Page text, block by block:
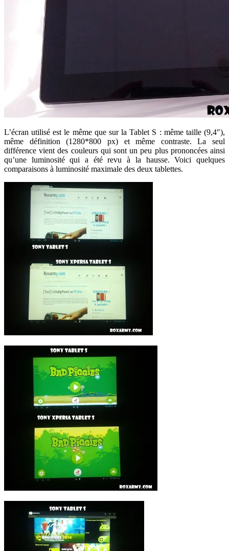
L’écran utilisé est le même que sur la Tablet S : même taille (9,4″),
même définition (1280*800 px) et même contraste. La seul
différence vient des couleurs qui sont un peu plus prononcées ainsi
qu’une luminosité qui a été revu à la hausse. Voici quelques
comparaisons à luminosité maximale des deux tablettes.